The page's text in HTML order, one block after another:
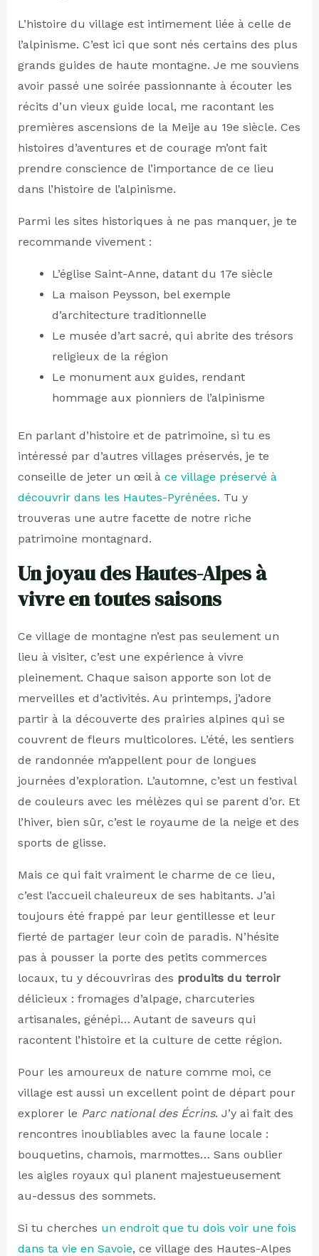
L’histoire du village est intimement liée à celle de
l’alpinisme. C’est ici que sont nés certains des plus
grands guides de haute montagne. Je me souviens
avoir passé une soirée passionnante à écouter les
récits d’un vieux guide local, me racontant les
premières ascensions de la Meije au 19e siècle. Ces
histoires d’aventures et de courage m’ont fait
prendre conscience de l’importance de ce lieu
dans l’histoire de l’alpinisme.
Parmi les sites historiques à ne pas manquer, je te
recommande vivement :
L’église Saint-Anne, datant du 17e siècle
La maison Peysson, bel exemple
d’architecture traditionnelle
Le musée d’art sacré, qui abrite des trésors
religieux de la région
Le monument aux guides, rendant
hommage aux pionniers de l’alpinisme
En parlant d’histoire et de patrimoine, si tu es
intéressé par d’autres villages préservés, je te
conseille de jeter un œil à ce village préservé à
découvrir dans les Hautes-Pyrénées. Tu y
trouveras une autre facette de notre riche
patrimoine montagnard.
Un joyau des Hautes-Alpes à
vivre en toutes saisons
Ce village de montagne n’est pas seulement un
lieu à visiter, c’est une expérience à vivre
pleinement. Chaque saison apporte son lot de
merveilles et d’activités. Au printemps, j’adore
partir à la découverte des prairies alpines qui se
couvrent de fleurs multicolores. L’été, les sentiers
de randonnée m’appellent pour de longues
journées d’exploration. L’automne, c’est un festival
de couleurs avec les mélèzes qui se parent d’or. Et
l’hiver, bien sûr, c’est le royaume de la neige et des
sports de glisse.
Mais ce qui fait vraiment le charme de ce lieu,
c’est l’accueil chaleureux de ses habitants. J’ai
toujours été frappé par leur gentillesse et leur
fierté de partager leur coin de paradis. N’hésite
pas à pousser la porte des petits commerces
locaux, tu y découvriras des produits du terroir
délicieux : fromages d’alpage, charcuteries
artisanales, génépi… Autant de saveurs qui
racontent l’histoire et la culture de cette région.
Pour les amoureux de nature comme moi, ce
village est aussi un excellent point de départ pour
explorer le Parc national des Écrins. J’y ai fait des
rencontres inoubliables avec la faune locale :
bouquetins, chamois, marmottes… Sans oublier
les aigles royaux qui planent majestueusement
au-dessus des sommets.
Si tu cherches un endroit que tu dois voir une fois
dans ta vie en Savoie, ce village des Hautes-Alpes